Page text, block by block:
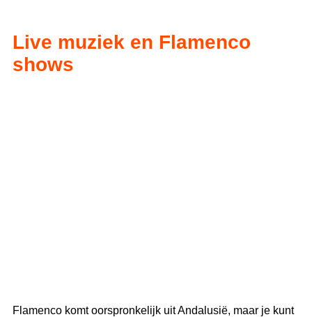
Live muziek en Flamenco
shows
Flamenco komt oorspronkelijk uit Andalusië, maar je kunt